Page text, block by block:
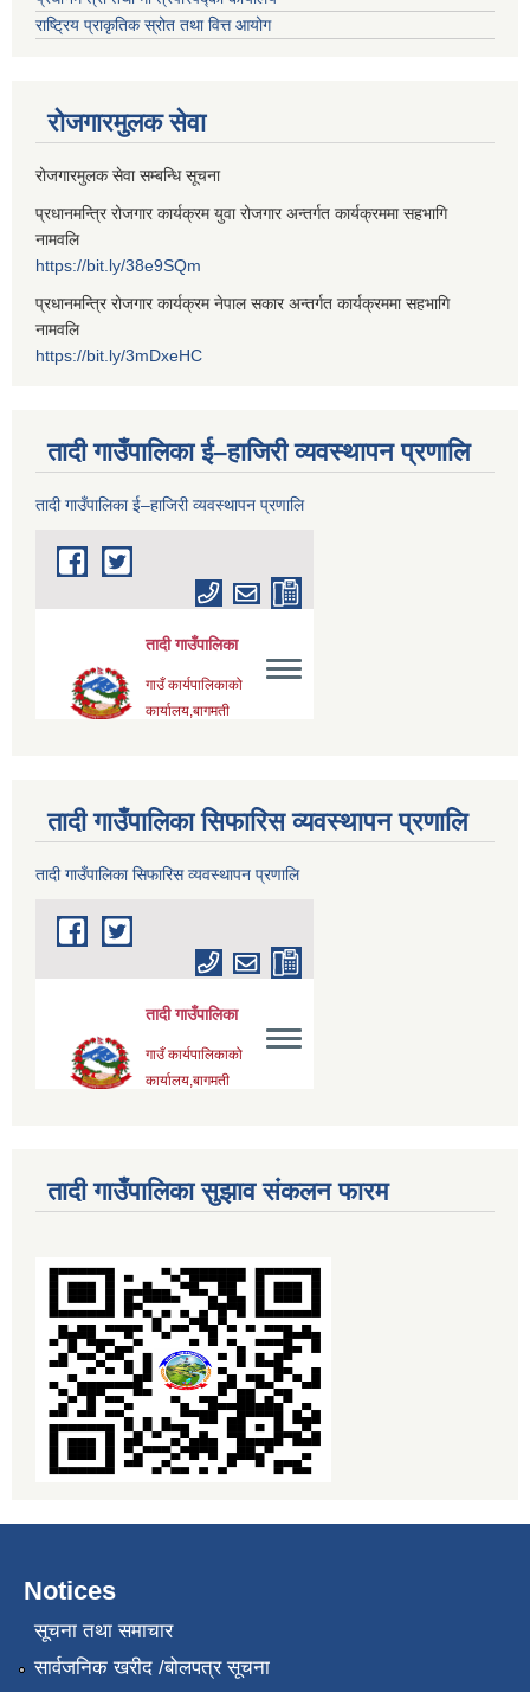
राष्ट्रिय प्राकृतिक स्रोत तथा वित्त आयोग
रोजगारमुलक सेवा
रोजगारमुलक सेवा सम्बन्धि सूचना
प्रधानमन्त्रि रोजगार कार्यक्रम युवा रोजगार अन्तर्गत कार्यक्रममा सहभागि
नामवलि
https://bit.ly/38e9SQm
प्रधानमन्त्रि रोजगार कार्यक्रम नेपाल सकार अन्तर्गत कार्यक्रममा सहभागि
नामवलि
https://bit.ly/3mDxeHC
तादी गाउँपालिका ई–हाजिरी व्यवस्थापन प्रणालि
तादी गाउँपालिका ई–हाजिरी व्यवस्थापन प्रणालि
तादी गाउँपालिका सिफारिस व्यवस्थापन प्रणालि
तादी गाउँपालिका सिफारिस व्यवस्थापन प्रणालि
तादी गाउँपालिका सुझाव संकलन फारम
Notices
सूचना तथा समाचार
सार्वजनिक खरीद /बोलपत्र सूचना